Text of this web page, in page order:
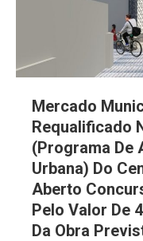
Mercado
Requalificado
(Programa De
Urbana) Do
Aberto
Pelo Valor De
Da Obra